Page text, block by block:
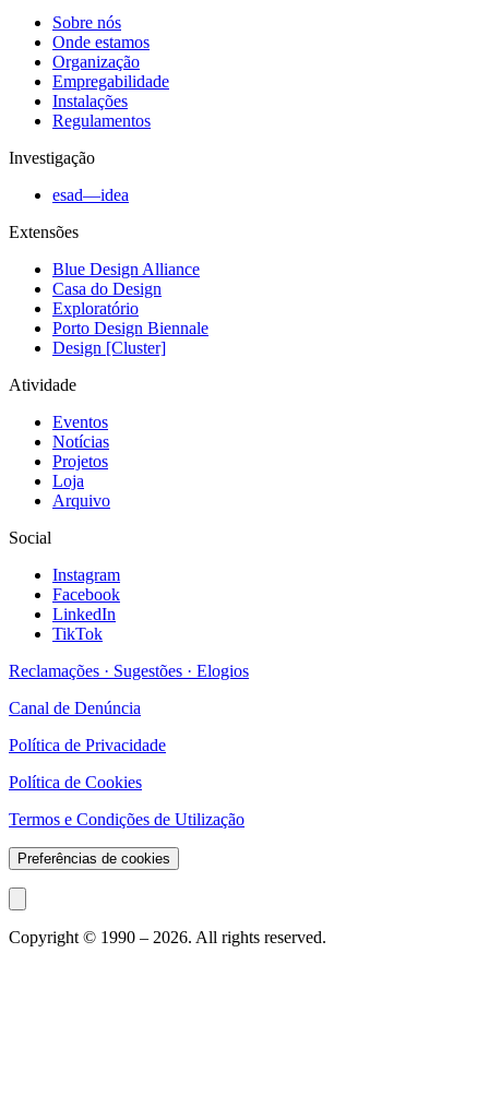
Sobre nós
Onde estamos
Organização
Empregabilidade
Instalações
Regulamentos
Investigação
esad—idea
Extensões
Blue Design Alliance
Casa do Design
Exploratório
Porto Design Biennale
Design [Cluster]
Atividade
Eventos
Notícias
Projetos
Loja
Arquivo
Social
Instagram
Facebook
LinkedIn
TikTok
Reclamações · Sugestões · Elogios
Canal de Denúncia
Política de Privacidade
Política de Cookies
Termos e Condições de Utilização
Preferências de cookies
Copyright © 1990 – 2026. All rights reserved.